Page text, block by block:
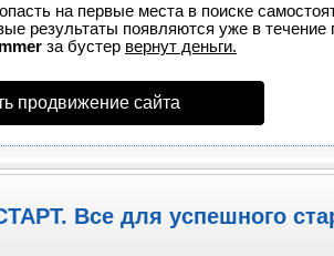
на первые места в поиске
результаты появляются уже в
за бустер вернут деньги.
продвижение сайта
Все для успешного